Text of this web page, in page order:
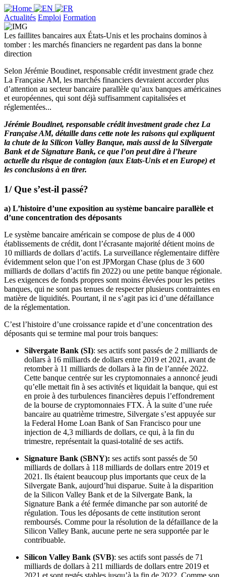
Actualités Emploi Formation
Les faillites bancaires aux États-Unis et les prochains dominos à
tomber : les marchés financiers ne regardent pas dans la bonne
direction
Selon Jérémie Boudinet, responsable crédit investment grade chez
La Française AM, les marchés financiers devraient accorder plus
d’attention au secteur bancaire parallèle qu’aux banques américaines
et européennes, qui sont déjà suffisamment capitalisées et
réglementées...
Jérémie Boudinet, responsable crédit investment grade chez La
Française AM, détaille dans cette note les raisons qui expliquent
la chute de la Silicon Valley Banque, mais aussi de la Silvergate
Bank et de Signature Bank, ce que l’on peut dire à l’heure
actuelle du risque de contagion (aux Etats-Unis et en Europe) et
les conclusions à en tirer.
1/ Que s’est-il passé?
a) L’histoire d’une exposition au système bancaire parallèle et
d’une concentration des déposants
Le système bancaire américain se compose de plus de 4 000
établissements de crédit, dont l’écrasante majorité détient moins de
10 milliards de dollars d’actifs. La surveillance réglementaire diffère
évidemment selon que l’on est JPMorgan Chase (plus de 3 600
milliards de dollars d’actifs fin 2022) ou une petite banque régionale.
Les exigences de fonds propres sont moins élevées pour les petites
banques, qui ne sont pas tenues de respecter plusieurs contraintes en
matière de liquidités. Pourtant, il ne s’agit pas ici d’une défaillance
de la réglementation.
C’est l’histoire d’une croissance rapide et d’une concentration des
déposants qui se termine mal pour trois banques:
Silvergate Bank (SI): ses actifs sont passés de 2 milliards de
dollars à 16 milliards de dollars entre 2019 et 2021, avant de
retomber à 11 milliards de dollars à la fin de l’année 2022.
Cette banque centrée sur les cryptomonnaies a annoncé jeudi
qu’elle mettait fin à ses activités et liquidait la banque, qui est
en proie à des turbulences financières depuis l’effondrement
de la bourse de cryptomonnaies FTX. À la suite d’une ruée
bancaire au quatrième trimestre, Silvergate s’est appuyée sur
la Federal Home Loan Bank of San Francisco pour une
injection de 4,3 milliards de dollars, ce qui, à la fin du
trimestre, représentait la quasi-totalité de ses actifs.
Signature Bank (SBNY): ses actifs sont passés de 50
milliards de dollars à 118 milliards de dollars entre 2019 et
2021. Ils étaient beaucoup plus importants que ceux de la
Silvergate Bank, aujourd’hui disparue. Suite à la disparition
de la Silicon Valley Bank et de la Silvergate Bank, la
Signature Bank a été fermée dimanche par son autorité de
régulation. Tous les déposants de cette institution seront
remboursés. Comme pour la résolution de la défaillance de la
Silicon Valley Bank, aucune perte ne sera supportée par le
contribuable.
Silicon Valley Bank (SVB): ses actifs sont passés de 71
milliards de dollars à 211 milliards de dollars entre 2019 et